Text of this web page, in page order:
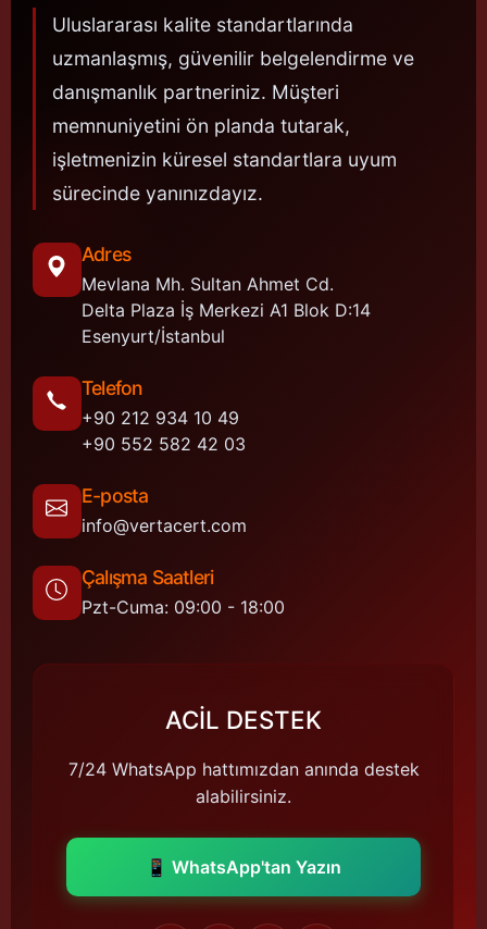
Uluslararası kalite standartlarında
uzmanlaşmış, güvenilir belgelendirme ve
danışmanlık partneriniz. Müşteri
memnuniyetini ön planda tutarak,
işletmenizin küresel standartlara uyum
sürecinde yanınızdayız.
Adres
Mevlana Mh. Sultan Ahmet Cd.
Delta Plaza İş Merkezi A1 Blok D:14
Esenyurt/İstanbul
Telefon
+90 212 934 10 49
+90 552 582 42 03
E-posta
info@vertacert.com
Çalışma Saatleri
Pzt-Cuma: 09:00 - 18:00
ACİL DESTEK
7/24 WhatsApp hattımızdan anında destek
alabilirsiniz.
📱 WhatsApp'tan Yazın